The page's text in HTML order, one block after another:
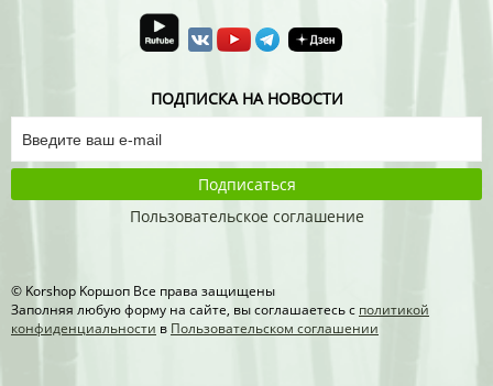
ПОДПИСКА НА НОВОСТИ
Подписаться
Пользовательское соглашение
© Korshop Koршоп Все права защищены
Заполняя любую форму на сайте, вы соглашаетесь с политикой
конфиденциальности в Пользовательском соглашении